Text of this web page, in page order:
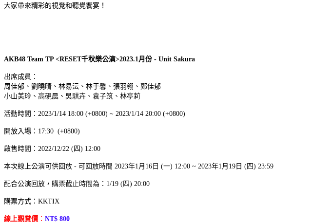
大家帶來精彩的視覺和聽覺饗宴！
AKB48 Team TP <RESET千秋樂公演>2023.1月份 - Unit Sakura
出席成員：
周佳郁、劉曉晴、林易沄、林于馨、張羽翎、鄭佳郁
小山美玲、高硯晨、吳騏卉、袁子筑、林亭莉
活動時間：2023/1/14 18:00 (+0800) ~ 2023/1/14 20:00 (+0800)
開放入場：17:30 (+0800)
啟售時間：2022/12/22 (四) 12:00
本次線上公演可供回放 - 可回放時間 2023年1月16日 (一) 12:00 ~ 2023年1月19日 (四) 23:59
配合公演回放，購票截止時間為：1/19 (四) 20:00
購票方式：KKTIX
線上觀賞價 ： NT$ 800